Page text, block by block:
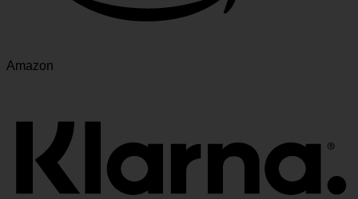
Amazon